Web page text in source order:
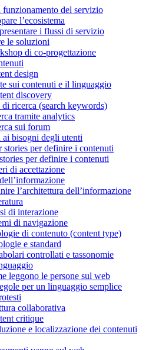
del servizio
l’ecosistema
i flussi di servizio
le soluzioni
di co-progettazione
design
sui contenuti e il linguaggio
discovery
ricerca (search keywords)
tramite analytics
sui forum
bisogni degli utenti
stories per definire i contenuti
per definire i contenuti
di accettazione
l’architettura dell’informazione
di interazione
di navigazione
di contenuto (content type)
e standard
controllati e tassonomie
leggono le persone sul web
per un linguaggio semplice
collaborativa
critique
e localizzazione dei contenuti